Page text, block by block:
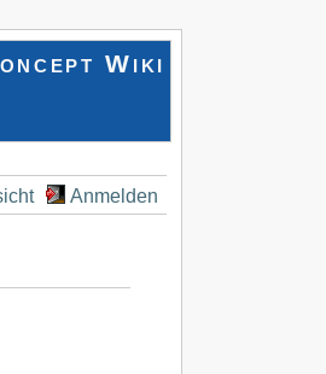
Wiki
Anmelden